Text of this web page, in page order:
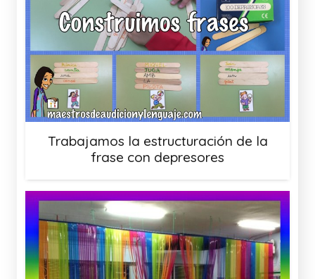
Trabajamos la estructuración de la
frase con depresores